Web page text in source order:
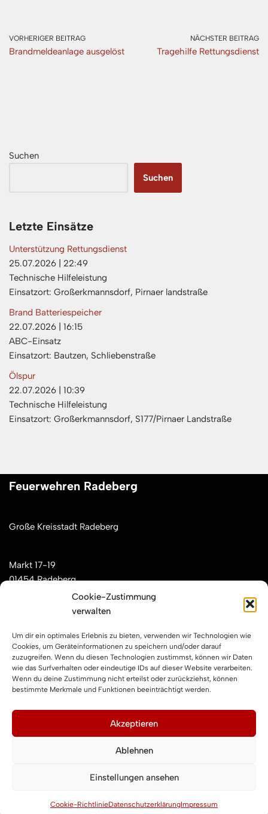
Cookie-Zustimmung
verwalten
Um dir ein optimales Erlebnis zu bieten, verwenden wir Technologien wie
Cookies, um Geräteinformationen zu speichern und/oder darauf
zuzugreifen. Wenn du diesen Technologien zustimmst, können wir Daten
wie das Surfverhalten oder eindeutige IDs auf dieser Website verarbeiten.
Wenn du deine Zustimmung nicht erteilst oder zurückziehst, können
bestimmte Merkmale und Funktionen beeinträchtigt werden.
Akzeptieren
Ablehnen
Einstellungen ansehen
Cookie-RichtlinieDatenschutzerklärungImpressum
VORHERIGER BEITRAG
Brandmeldeanlage ausgelöst
NÄCHSTER BEITRAG
Tragehilfe Rettungsdienst
Suchen
Suchen
Letzte Einsätze
Unterstützung Rettungsdienst
25.07.2026
22:49
Technische Hilfeleistung
Einsatzort: Großerkmannsdorf, Pirnaer landstraße
Brand Batteriespeicher
22.07.2026
16:15
ABC-Einsatz
Einsatzort: Bautzen, Schliebenstraße
Ölspur
22.07.2026
10:39
Technische Hilfeleistung
Einsatzort: Großerkmannsdorf, S177/Pirnaer Landstraße
Feuerwehren Radeberg
Große Kreisstadt Radeberg
Markt 17-19
01454 Radeberg
Mail: kontakt[at]feuerwehren-radeberg.de
Feuerwehren Radeberg im Internet
Facebook Instagram YouTube
Impressum und Datenschutz
Datenschutzerklärung
Neve| Präsentiert vonWordPress